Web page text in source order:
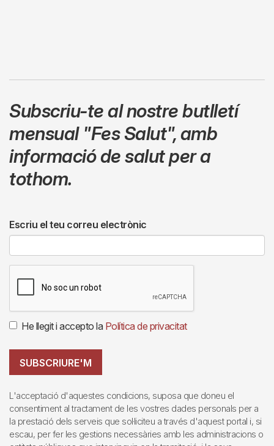
Subscriu-te al nostre butlletí
mensual "Fes Salut",amb
informació de salut per a
tothom.
Escriu el teu correu electrònic
He llegit i accepto la Política de privacitat
SUBSCRIURE'M
L'acceptació d'aquestes condicions, suposa que doneu el
consentiment al tractament de les vostres dades personals per a
la prestació dels serveis que sol·liciteu a través d'aquest portal i, si
escau, per fer les gestions necessàries amb les administracions o